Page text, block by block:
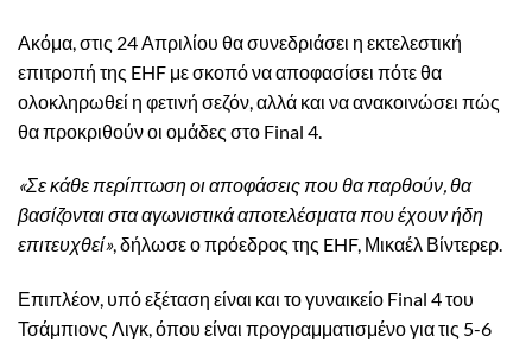
Ακόμα, στις 24 Απριλίου θα συνεδριάσει η εκτελεστική
επιτροπή της EHF με σκοπό να αποφασίσει πότε θα
ολοκληρωθεί η φετινή σεζόν, αλλά και να ανακοινώσει πώς
θα προκριθούν οι ομάδες στο Final 4.
«Σε κάθε περίπτωση οι αποφάσεις που θα παρθούν, θα
βασίζονται στα αγωνιστικά αποτελέσματα που έχουν ήδη
επιτευχθεί», δήλωσε ο πρόεδρος της EHF, Μικαέλ Βίντερερ.
Επιπλέον, υπό εξέταση είναι και το γυναικείο Final 4 του
Τσάμπιονς Λιγκ, όπου είναι προγραμματισμένο για τις 5-6